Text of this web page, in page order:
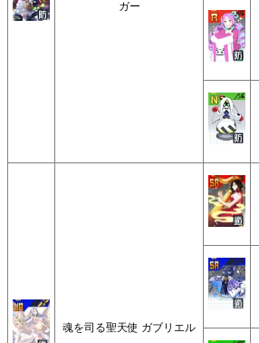
ガー
魂を司る聖天使 ガブリエル